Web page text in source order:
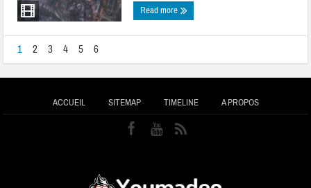
Read more
1 2 3 4 5 6
ACCUEIL SITEMAP TIMELINE A PROPOS